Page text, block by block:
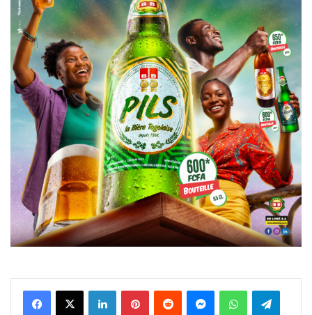
FacebookX Linkedin PinterestReddit MessengerWhatsAppTelegram